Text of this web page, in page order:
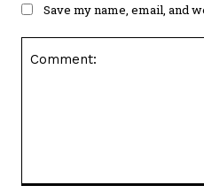
Save my name, email, and